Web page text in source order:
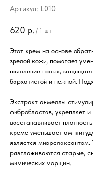
Артикул: L010
620 р. / 1 шт
Этот крем на основе
зрелой кожи, помогает
появление новых,
бархатистой и нежной.
Экстракт акмеллы
фибробластов, укрепляет и
восстанавливает
креме уменьшает
является
разглаживаются старые,
мимических морщин.